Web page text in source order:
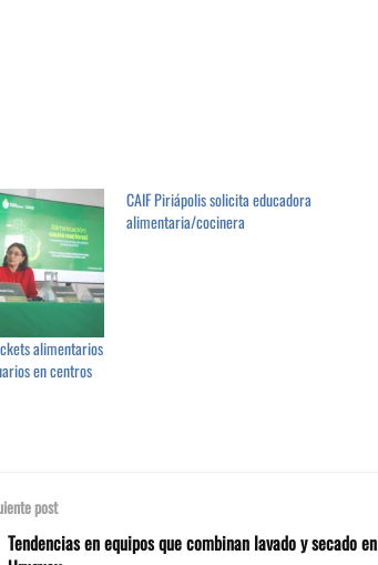
alimentarios
en centros
CAIF Piriápolis solicita educadora
alimentaria/cocinera
post
Tendencias en equipos que combinan lavado y secado en